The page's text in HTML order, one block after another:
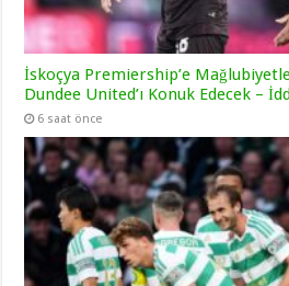
İskoçya Premiership’e
Dundee United’ı Konuk Edecek –
6 saat önce